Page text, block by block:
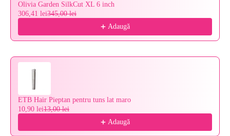
Olivia Garden SilkCut XL 6 inch
306,41 lei345,00 lei
Adaugă
ETB Hair Pieptan pentru tuns lat maro
10,90 lei13,00 lei
Adaugă